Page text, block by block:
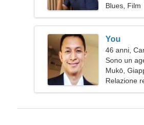
Blues, Film
You
46 anni,
Sono un
donna
Mukō,
Relazione